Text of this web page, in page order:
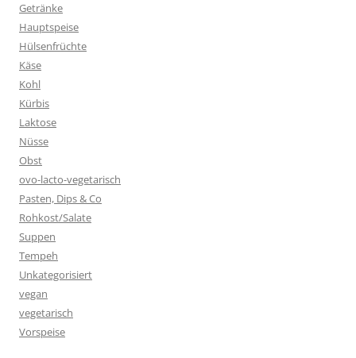
Getränke
Hauptspeise
Hülsenfrüchte
Käse
Kohl
Kürbis
Laktose
Nüsse
Obst
ovo-lacto-vegetarisch
Pasten, Dips & Co
Rohkost/Salate
Suppen
Tempeh
Unkategorisiert
vegan
vegetarisch
Vorspeise